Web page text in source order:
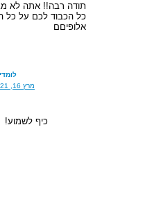
תודה רבה!! אתה לא
כל הכבוד לכם על כל
אלופיםם
לומדים
מרץ 16, 2021 ב 08:21
כיף לשמוע!